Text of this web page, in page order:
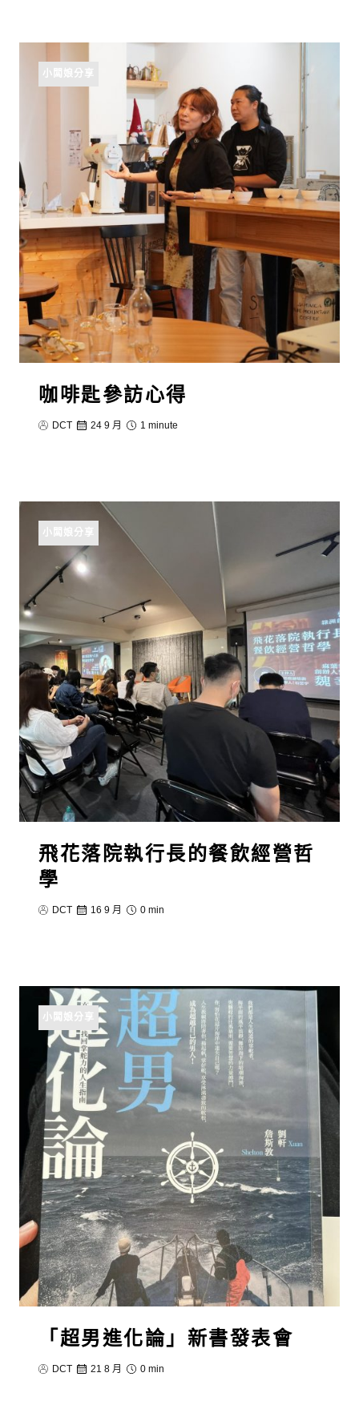
小闆娘分享
咖啡匙參訪心得
DCT 24 9 月 1 minute
小闆娘分享
飛花落院執行長的餐飲經營哲
學
DCT 16 9 月 0 min
小闆娘分享
「超男進化論」新書發表會
DCT 21 8 月 0 min